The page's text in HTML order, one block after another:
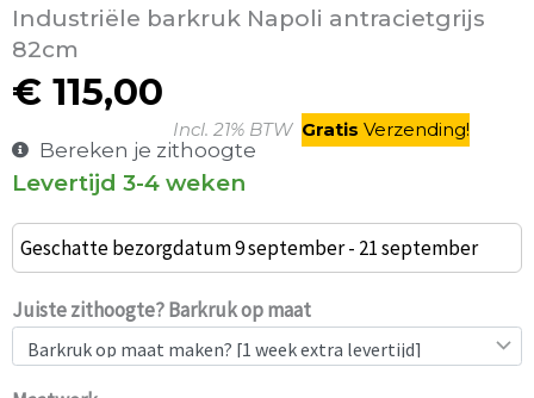
Industriële barkruk Napoli antracietgrijs
82cm
€ 115,00
Incl. 21% BTW Gratis Verzending!
Bereken je zithoogte
Levertijd 3-4 weken
Geschatte bezorgdatum 9 september - 21 september
Juiste zithoogte? Barkruk op maat
Ivar
groene
stof,
taupe
frame